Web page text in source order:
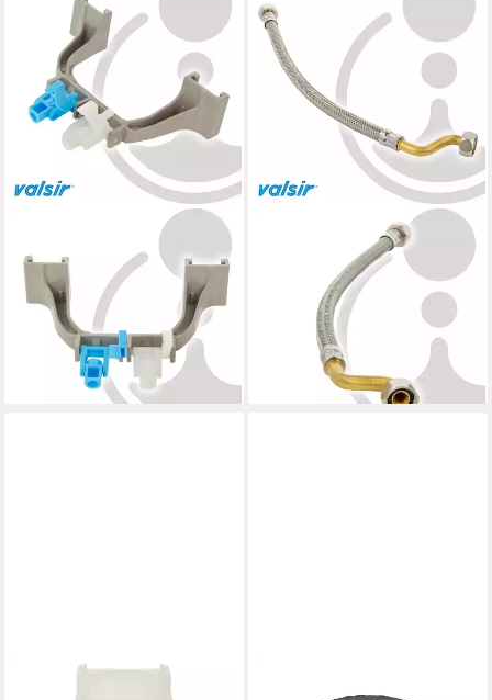
Spülkasten Halteblock mit
Betätigungshebel UP RIOS
TROPEA VS0820376
8,20 €
lieferbar - in 4-5 Werktagen bei dir
Verbindungsschlauch 3/8 x
3/8 Zoll x 310 mm UP
VS0820096
lieferbar - in 4-5 Werktagen bei dir